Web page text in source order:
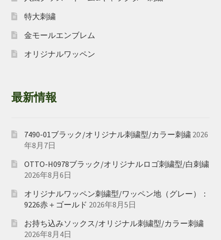
特大刺繍
金モールエンブレム
オリジナルワッペン
最新情報
7490-01ブラック/オリジナル刺繍型/カラー刺繍 2026
年8月7日
OTTO-H0978ブラック/オリジナルロゴ刺繍型/白刺繍
2026年8月6日
オリジナルワッペン刺繍型/ワッペン地（グレー）：
9226赤＋ゴールド 2026年8月5日
お持ち込みソックス/オリジナル刺繍型/カラー刺繍
2026年8月4日